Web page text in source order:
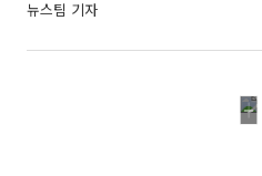
뉴스팀 기자